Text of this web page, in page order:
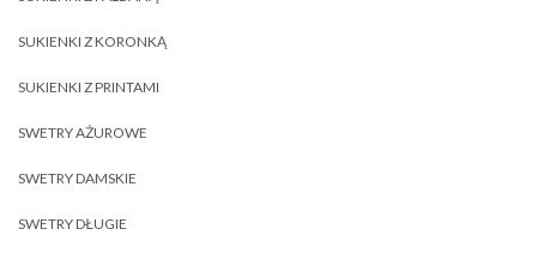
SUKIENKI Z KORONKĄ
SUKIENKI Z PRINTAMI
SWETRY AŻUROWE
SWETRY DAMSKIE
SWETRY DŁUGIE